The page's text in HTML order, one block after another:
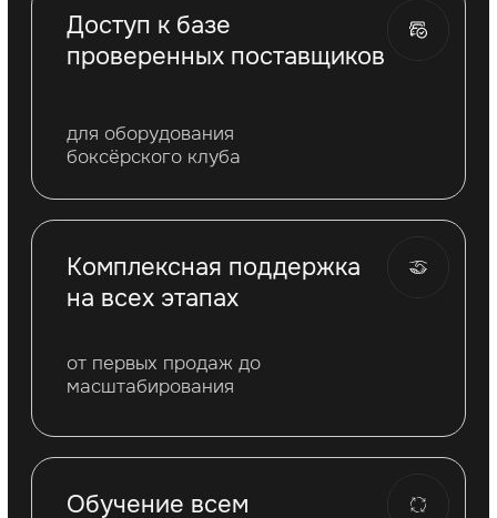
Нажимая на кнопку "Подобрать" Вы даете
согласие на обработку данных.Политика
Остались вопросы?
и мы вас бесплатно
проконсультируем
+7